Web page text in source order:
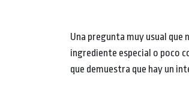
Una pregunta muy usual que
ingrediente especial o poco
que demuestra que hay un